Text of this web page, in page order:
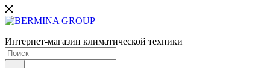
Интернет-магазин климатической техники